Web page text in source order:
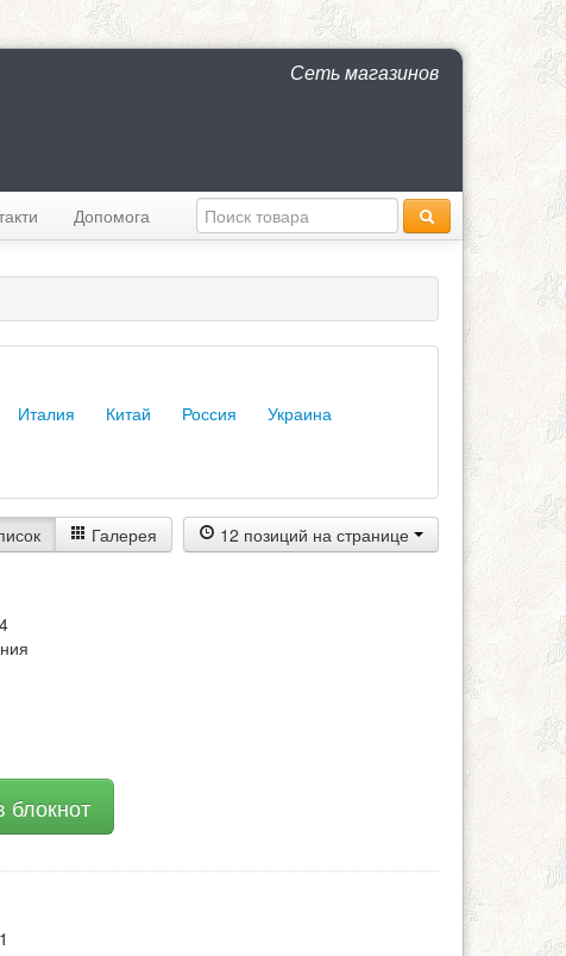
Сеть магазинов
Допомога
Италия Китай Россия
Украина
Галерея 12 позиций на странице
блокнот